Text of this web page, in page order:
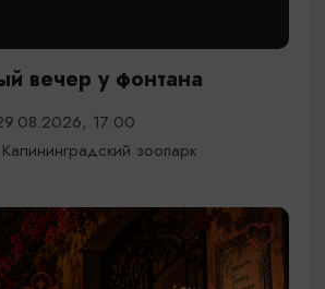
вечер у фонтана
17:00
зоопарк